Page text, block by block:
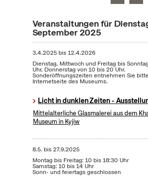
Veranstaltungen für
September 2025
3.4.2025bis12.4.2026
Dienstag, Mittwoch und Freitag bis
Uhr, Donnerstag von 10 bis 20 Uhr.
Sonderöffnungszeiten entnehmen Sie
Internetseite des Museums.
Licht in dunklen Zeiten -
Mittelalterliche Glasmalerei aus dem
Museum in Kyjiw
8.5. bis27.9.2025
Montag bis Freitag: 10 bis 18:30 Uhr
Samstag: 10 bis 14 Uhr
Sonn- und feiertags geschlossen